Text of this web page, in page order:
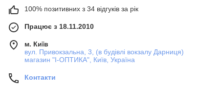
100% позитивних з 34 відгуків за рік
Працює з 18.11.2010
м. Київ
вул. Привокзальна, 3, (в будівлі вокзалу Дарниця)
магазин "I-ОПТИКА", Київ, Україна
Контакти